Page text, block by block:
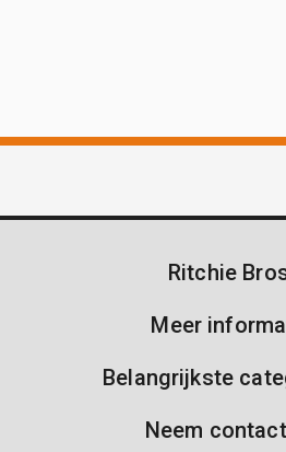
Ritchie
Meer
Belangrijkste
Neem